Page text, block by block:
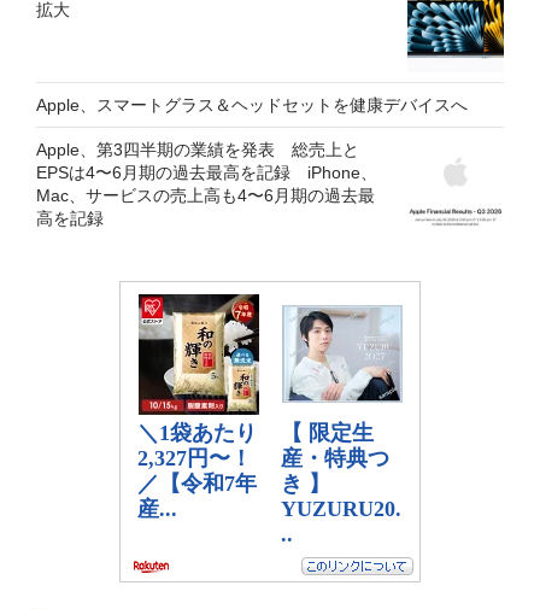
拡大
Apple、スマートグラス＆ヘッドセットを健康デバイスへ
Apple、第3四半期の業績を発表 総売上と
EPSは4〜6月期の過去最高を記録 iPhone、
Mac、サービスの売上高も4〜6月期の過去最
高を記録